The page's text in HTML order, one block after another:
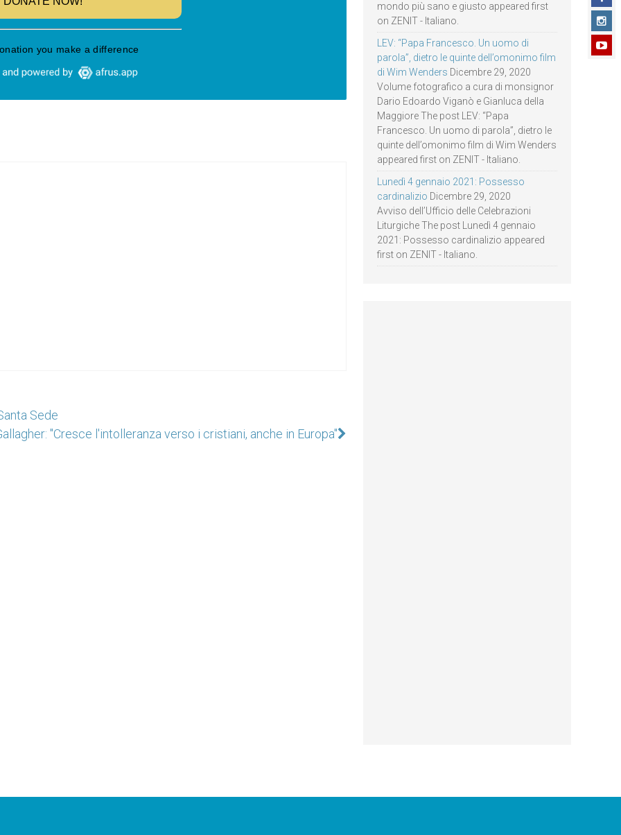
Sede
"Cresce l'intolleranza verso i cristiani, anche in Europa"
mondo più sano e giusto appeared first
on ZENIT - Italiano.
LEV: “Papa Francesco. Un uomo di
parola”, dietro le quinte dell’omonimo film
di Wim Wenders Dicembre 29, 2020
Volume fotografico a cura di monsignor
Dario Edoardo Viganò e Gianluca della
Maggiore The post LEV: “Papa
Francesco. Un uomo di parola”, dietro le
quinte dell’omonimo film di Wim Wenders
appeared first on ZENIT - Italiano.
Lunedì 4 gennaio 2021: Possesso
cardinalizio Dicembre 29, 2020
Avviso dell’Ufficio delle Celebrazioni
Liturgiche The post Lunedì 4 gennaio
2021: Possesso cardinalizio appeared
first on ZENIT - Italiano.